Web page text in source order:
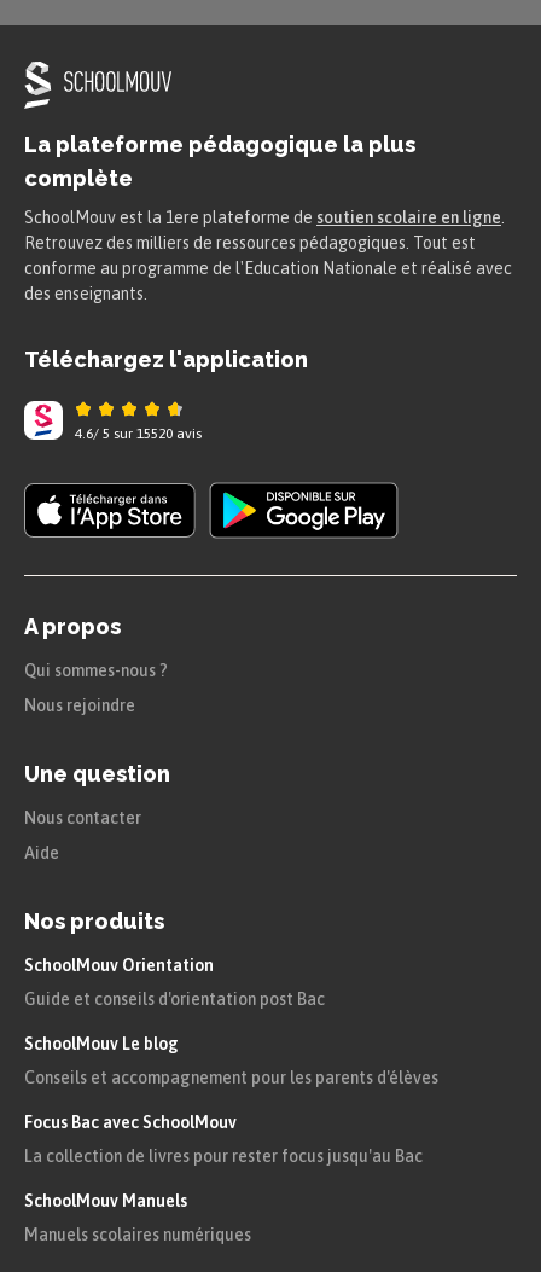
La plateforme pédagogique la plus
complète
SchoolMouv est la 1ere plateforme de soutien scolaire en ligne
Retrouvez des milliers de ressources pédagogiques. Tout est
conforme au programme de l'Education Nationale et réalisé avec
des enseignants.
Téléchargez l'application
4.6/ 5 sur 15520 avis
A propos
Qui sommes-nous ?
Nous rejoindre
Une question
Nous contacter
Aide
Nos produits
SchoolMouv Orientation
Guide et conseils d'orientation post Bac
SchoolMouv Le blog
Conseils et accompagnement pour les parents d'élèves
Focus Bac avec SchoolMouv
La collection de livres pour rester focus jusqu'au Bac
SchoolMouv Manuels
Manuels scolaires numériques